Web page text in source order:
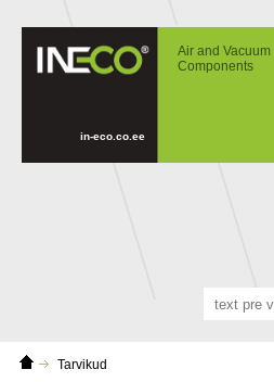
Aereerimiselemendid, filtrid, kaitseklapid,
manomeetrid ja mürasummutid puhuritele
Air and Vacuum
Components
in-eco.co.ee
Home
page
Tarvikud